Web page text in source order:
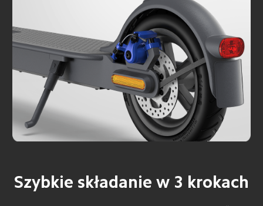
Szybkie składanie w 3 krokach